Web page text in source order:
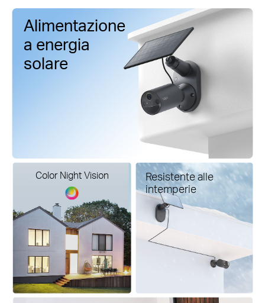
Alimentazione
a energia
solare
Color Night Vision
Resistente alle
intemperie